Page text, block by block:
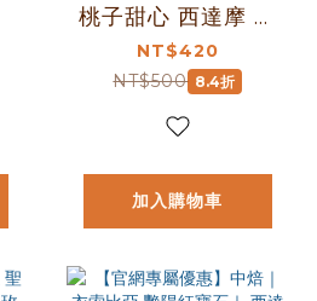
桃子甜心 西達摩 日
曬 咖啡豆 半磅
(227g±5g )｜暖窩
咖啡
NT$420
NT$500 8.4折
加入購物車